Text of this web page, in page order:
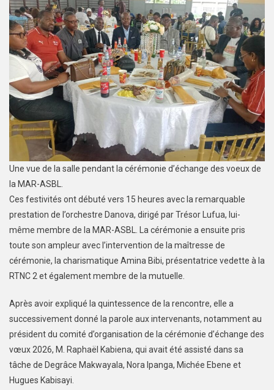
Une vue de la salle pendant la cérémonie d’échange des voeux de
la MAR-ASBL.
Ces festivités ont débuté vers 15 heures avec la remarquable
prestation de l’orchestre Danova, dirigé par Trésor Lufua, lui-
même membre de la MAR-ASBL. La cérémonie a ensuite pris
toute son ampleur avec l’intervention de la maîtresse de
cérémonie, la charismatique Amina Bibi, présentatrice vedette à la
RTNC 2 et également membre de la mutuelle.
Après avoir expliqué la quintessence de la rencontre, elle a
successivement donné la parole aux intervenants, notamment au
président du comité d’organisation de la cérémonie d’échange des
vœux 2026, M. Raphaël Kabiena, qui avait été assisté dans sa
tâche de Degrâce Makwayala, Nora Ipanga, Michée Ebene et
Hugues Kabisayi.